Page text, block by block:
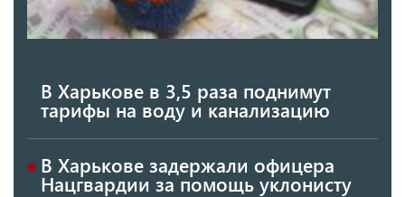
В Харькове в 3,5 раза поднимут
тарифы на воду и канализацию
В Харькове задержали офицера
Нацгвардии за помощь уклонисту